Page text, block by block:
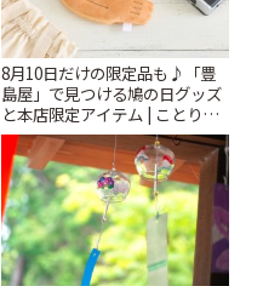
8月10日だけの限定品も♪「豊
島屋」で見つける鳩の日グッズ
と本店限定アイテム | ことりっ
ぷ